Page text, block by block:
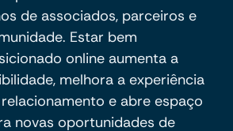
de associados, parceiros e
Estar bem
online aumenta a
melhora a experiência
e abre espaço
novas oportunidades de